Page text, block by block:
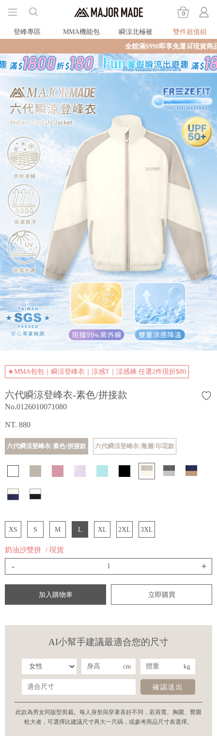
0
登峰專區 MMA機能包 瞬涼北極被
雙件超值組
全館滿$990即享免運🛒現貨商品2個工作天內
★MMA包包｜瞬涼登峰衣｜涼感T｜涼感褲 任選2件現折$80
六代瞬涼登峰衣-素色/拼接款
No.0126010071080
NT. 880
六代瞬涼登峰衣-素色/拼接款 六代瞬涼登峰衣-漸層/印花款
XS S M L XL 2XL 3XL
奶油沙雙拼 / 現貨
- +
加入購物車 立即購買
AI小幫手建議最適合您的尺寸
cm kg
確認送出
此款為男女同版型剪裁。每人身形與穿著喜好不同，若肩寬、胸圍、臀圍
較大者，可選擇比建議尺寸再大一尺碼，或參考商品尺寸表選擇。